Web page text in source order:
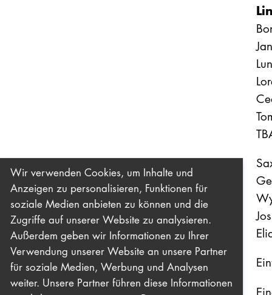
Wir verwenden Cookies, um Inhalte und
Anzeigen zu personalisieren, Funktionen für
soziale Medien anbieten zu können und die
Zugriffe auf unserer Website zu analysieren.
Außerdem geben wir Informationen zu Ihrer
Verwendung unserer Website an unsere Partner
für soziale Medien, Werbung und Analysen
weiter. Unsere Partner führen diese Informationen